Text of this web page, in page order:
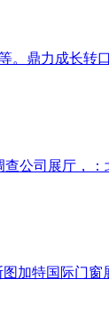
。鼎力成长转
公司展厅，
特国际门窗